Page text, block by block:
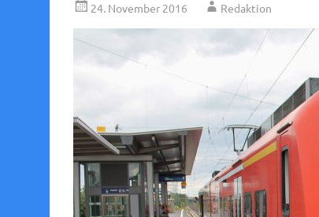
24. November 2016 Redaktion